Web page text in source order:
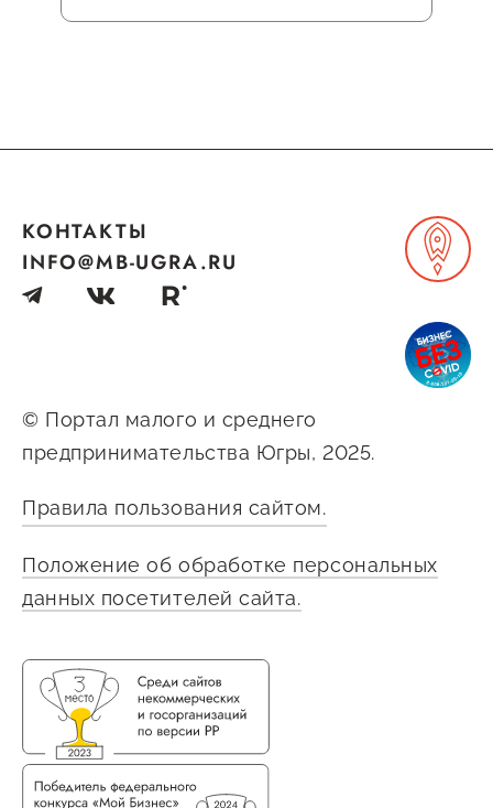
© Портал малого и среднего
предпринимательства Югры, 2025.
Правила пользования сайтом.
Положение об обработке персональных
данных посетителей сайта.
КОНТАКТЫ
INFO@MB-UGRA.RU